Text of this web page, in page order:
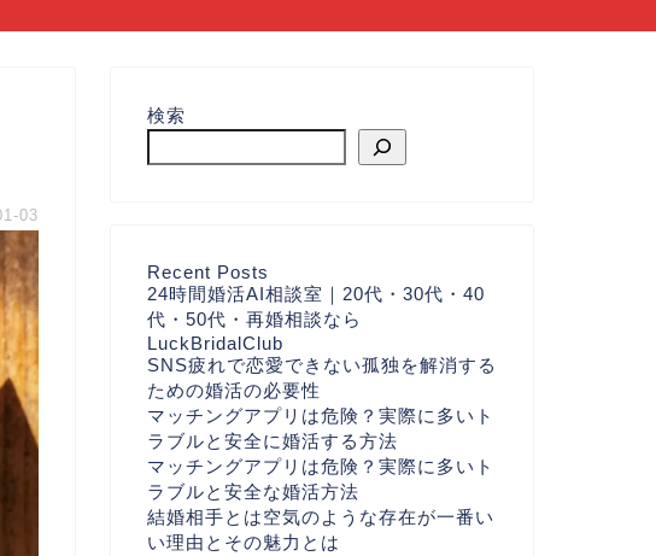
03
検索
Recent Posts
24時間婚活AI相談室｜20代・30代・40
代・50代・再婚相談なら
LuckBridalClub
SNS疲れで恋愛できない孤独を解消する
ための婚活の必要性
マッチングアプリは危険？実際に多いト
ラブルと安全に婚活する方法
マッチングアプリは危険？実際に多いト
ラブルと安全な婚活方法
結婚相手とは空気のような存在が一番い
い理由とその魅力とは